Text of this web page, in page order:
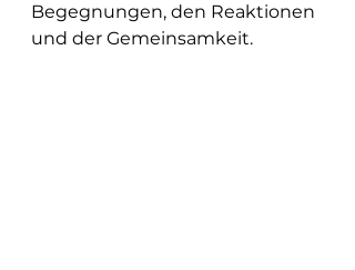
Begegnungen, den Reaktionen
und der Gemeinsamkeit.